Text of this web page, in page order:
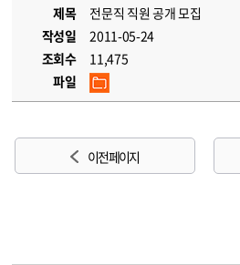
제목
전문직 직원 공개 모집
작성일
2011-05-24
조회수
11,475
파일
이전 페이지